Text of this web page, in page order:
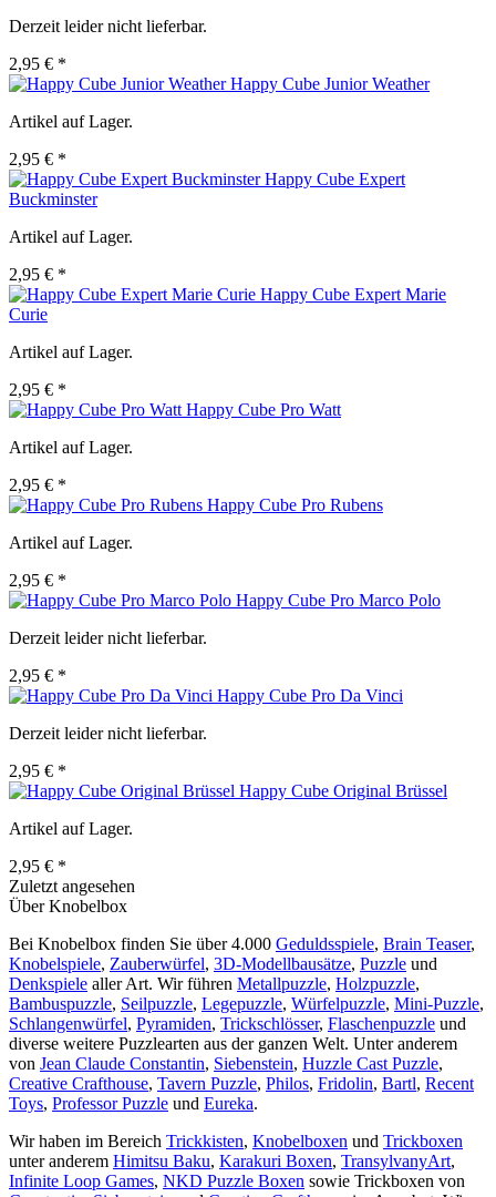
Derzeit leider nicht lieferbar.
2,95 € *
Happy Cube Junior Weather
Artikel auf Lager.
2,95 € *
Happy Cube Expert
Buckminster
Artikel auf Lager.
2,95 € *
Happy Cube Expert Marie
Curie
Artikel auf Lager.
2,95 € *
Happy Cube Pro Watt
Artikel auf Lager.
2,95 € *
Happy Cube Pro Rubens
Artikel auf Lager.
2,95 € *
Happy Cube Pro Marco Polo
Derzeit leider nicht lieferbar.
2,95 € *
Happy Cube Pro Da Vinci
Derzeit leider nicht lieferbar.
2,95 € *
Happy Cube Original Brüssel
Artikel auf Lager.
2,95 € *
Zuletzt angesehen
Über Knobelbox
Bei Knobelbox finden Sie über 4.000 Geduldsspiele, Brain Teaser,
Knobelspiele, Zauberwürfel, 3D-Modellbausätze, Puzzle und
Denkspiele aller Art. Wir führen Metallpuzzle, Holzpuzzle,
Bambuspuzzle, Seilpuzzle, Legepuzzle, Würfelpuzzle, Mini-Puzzle,
Schlangenwürfel, Pyramiden, Trickschlösser, Flaschenpuzzle und
diverse weitere Puzzlearten aus der ganzen Welt. Unter anderem
von Jean Claude Constantin, Siebenstein, Huzzle Cast Puzzle,
Creative Crafthouse, Tavern Puzzle, Philos, Fridolin, Bartl, Recent
Toys, Professor Puzzle und Eureka.
Wir haben im Bereich Trickkisten, Knobelboxen und Trickboxen
unter anderem Himitsu Baku, Karakuri Boxen, TransylvanyArt,
Infinite Loop Games, NKD Puzzle Boxen sowie Trickboxen von